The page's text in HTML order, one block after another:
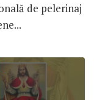
de pelerinaj